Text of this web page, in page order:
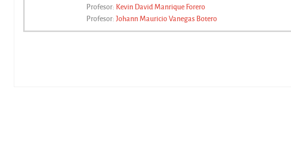
Profesor: Kevin David Manrique Forero
Profesor: Johann Mauricio Vanegas Botero